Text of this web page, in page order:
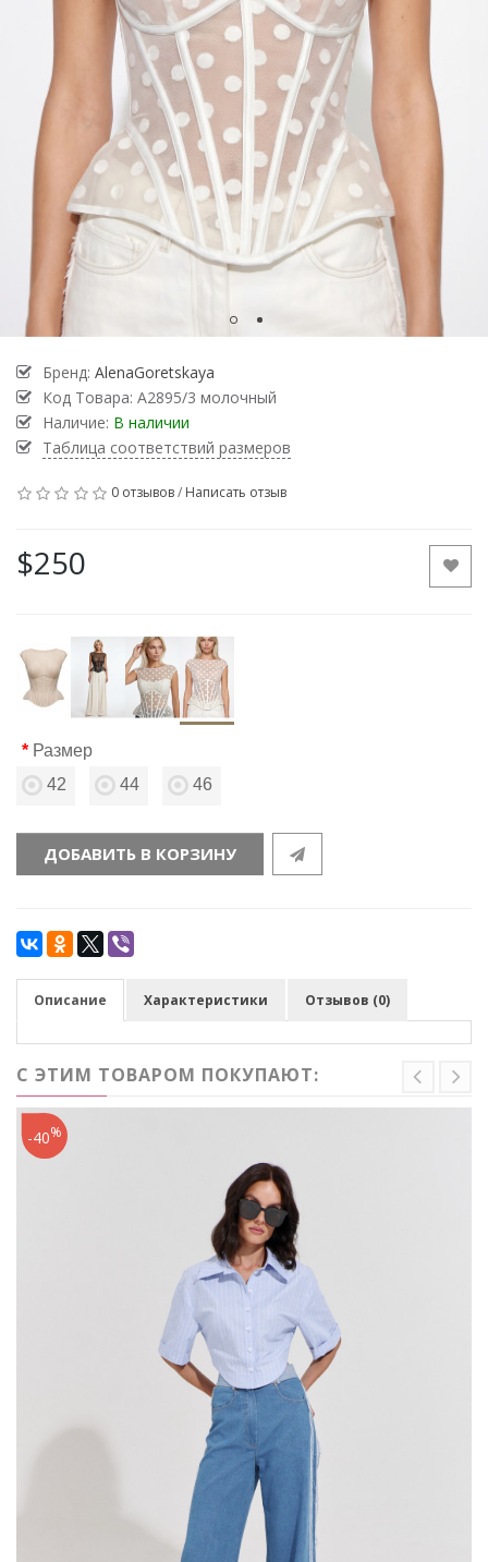
Бренд: AlenaGoretskaya
Код Товара: А2895/3 молочный
Наличие: В наличии
Таблица соответствий размеров
0 отзывов/ Написать отзыв
$250
Размер
42
44 46
ДОБАВИТЬ В КОРЗИНУ
Описание Характеристики Отзывов (0)
С ЭТИМ ТОВАРОМ ПОКУПАЮТ:
-40%